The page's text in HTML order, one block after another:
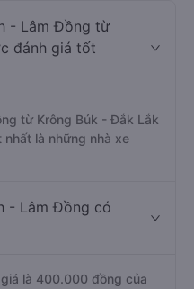
- Lâm Đồng từ
đánh giá tốt
từ Krông Búk - Đắk Lắk
là những nhà xe
- Lâm Đồng có
là 400.000 đồng của